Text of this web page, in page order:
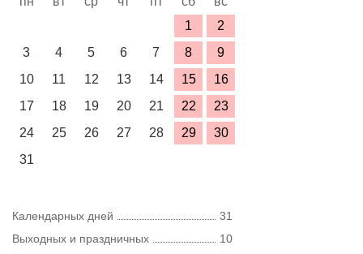
1
2
3
4 5 6 7 8
9
10
11 12 13 14 15
16
17
18 19 20 21 22
23
24
25 26 27 28 29
30
31
Календарных дней
31
Выходных и праздничных
10